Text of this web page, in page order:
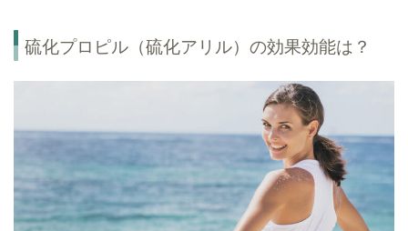
硫化プロピル（硫化アリル）の効果効能は？